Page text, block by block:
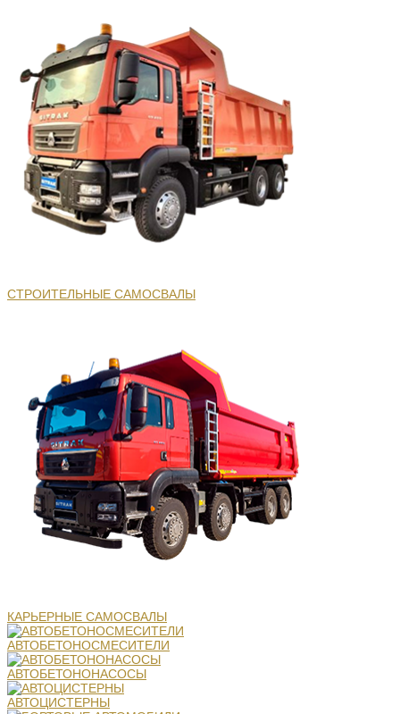
СТРОИТЕЛЬНЫЕ САМОСВАЛЫ
КАРЬЕРНЫЕ САМОСВАЛЫ
АВТОБЕТОНОСМЕСИТЕЛИ
АВТОБЕТОНОНАСОСЫ
АВТОЦИСТЕРНЫ